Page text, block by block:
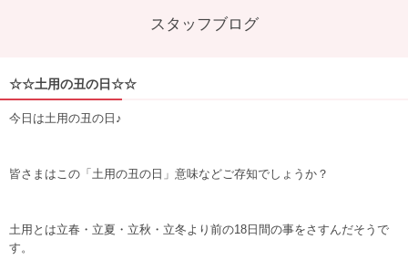
スタッフブログ
☆☆土用の丑の日☆☆
今日は土用の丑の日♪
皆さまはこの「土用の丑の日」意味などご存知でしょうか？
土用とは立春・立夏・立秋・立冬より前の18日間の事をさすんだそうで
す。